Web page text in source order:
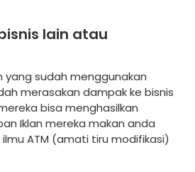
lain atau
yang sudah menggunakan
merasakan dampak ke bisnis
bisa menghasilkan
Iklan mereka makan anda
ATM (amati tiru modifikasi)